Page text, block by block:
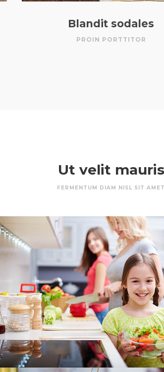
Blandit sodales
PROIN PORTTITOR
Ut velit mauris
FERMENTUM DIAM NISL SIT AMET